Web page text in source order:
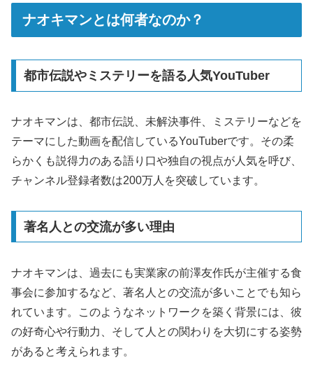
ナオキマンとは何者なのか？
都市伝説やミステリーを語る人気YouTuber
ナオキマンは、都市伝説、未解決事件、ミステリーなどを
テーマにした動画を配信しているYouTuberです。その柔
らかくも説得力のある語り口や独自の視点が人気を呼び、
チャンネル登録者数は200万人を突破しています。
著名人との交流が多い理由
ナオキマンは、過去にも実業家の前澤友作氏が主催する食
事会に参加するなど、著名人との交流が多いことでも知ら
れています。このようなネットワークを築く背景には、彼
の好奇心や行動力、そして人との関わりを大切にする姿勢
があると考えられます。